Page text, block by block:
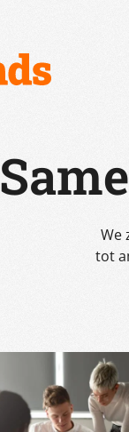
We
tot